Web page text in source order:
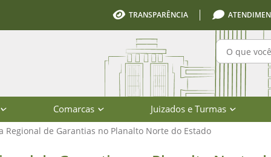
TRANSPARÊNCIA
Comarcas Juizados e Turmas
Regional de Garantias no Planalto Norte do Estado